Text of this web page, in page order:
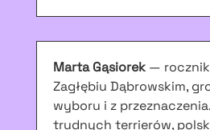
Marta Gąsiorek— rocznik
Zagłębiu Dąbrowskim,
wyboru i z
trudnych terrierów,